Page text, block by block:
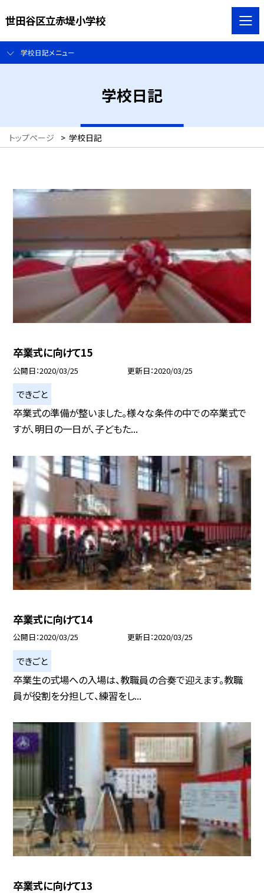
世田谷区立赤堤小学校
学校日記メニュー
学校日記
トップページ > 学校日記
卒業式に向けて15
公開日 2020/03/25 更新日 2020/03/25
できごと
卒業式の準備が整いました。様々な条件の中での卒業式で
すが、明日の一日が、子どもた...
卒業式に向けて14
公開日 2020/03/25 更新日 2020/03/25
できごと
卒業生の式場への入場は、教職員の合奏で迎えます。教職
員が役割を分担して、練習をし...
卒業式に向けて13